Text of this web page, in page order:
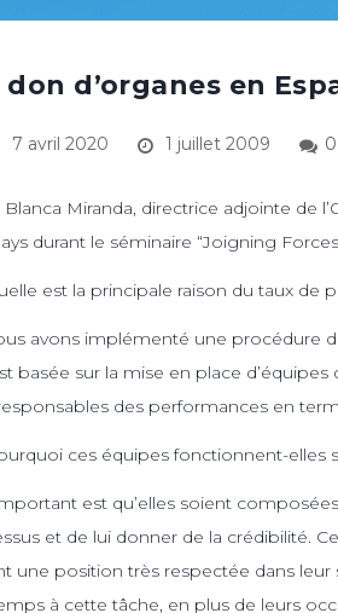
don d’organes en
7 avril 2020 1 juillet 2009 0
Blanca Miranda, directrice adjointe de
durant le séminaire “Joigning
est la principale raison du taux de
avons implémenté une procédure
basée sur la mise en place
des performances en
ces équipes fonctionnent-elles
est qu’elles soient
et de lui donner de la crédibilité.
une position très respectée dans
à cette tâche, en plus de leurs